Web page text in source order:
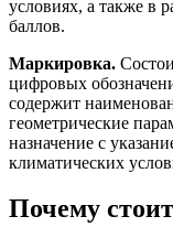
условиях, а также в
баллов.
Маркировка.
цифровых
содержит
геометрические
назначение с
климатических
Почему